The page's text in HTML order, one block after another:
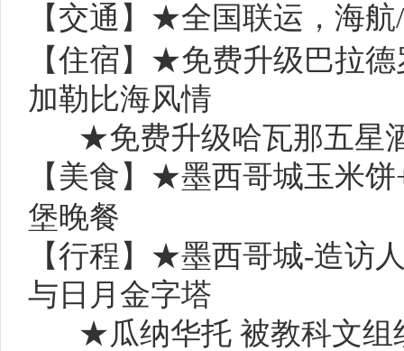
【交通 】 ★全国联运，海航
【住宿】 ★免费升级巴拉德
加勒比海风情
★免费升级哈瓦那五星
【美食】 ★墨西哥城玉米饼
堡晚餐
【行程】 ★墨西哥城-造访
与日月金字塔
★瓜纳华托 被教科文组